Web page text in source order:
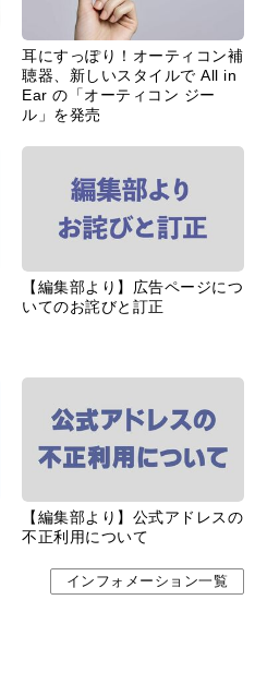
耳にすっぽり！オーティコン補
聴器、新しいスタイルで All in
Ear の「オーティコン ジー
ル」を発売
【編集部より】広告ページにつ
いてのお詫びと訂正
【編集部より】公式アドレスの
不正利用について
インフォメーション一覧